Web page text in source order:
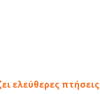
ελεύθερες